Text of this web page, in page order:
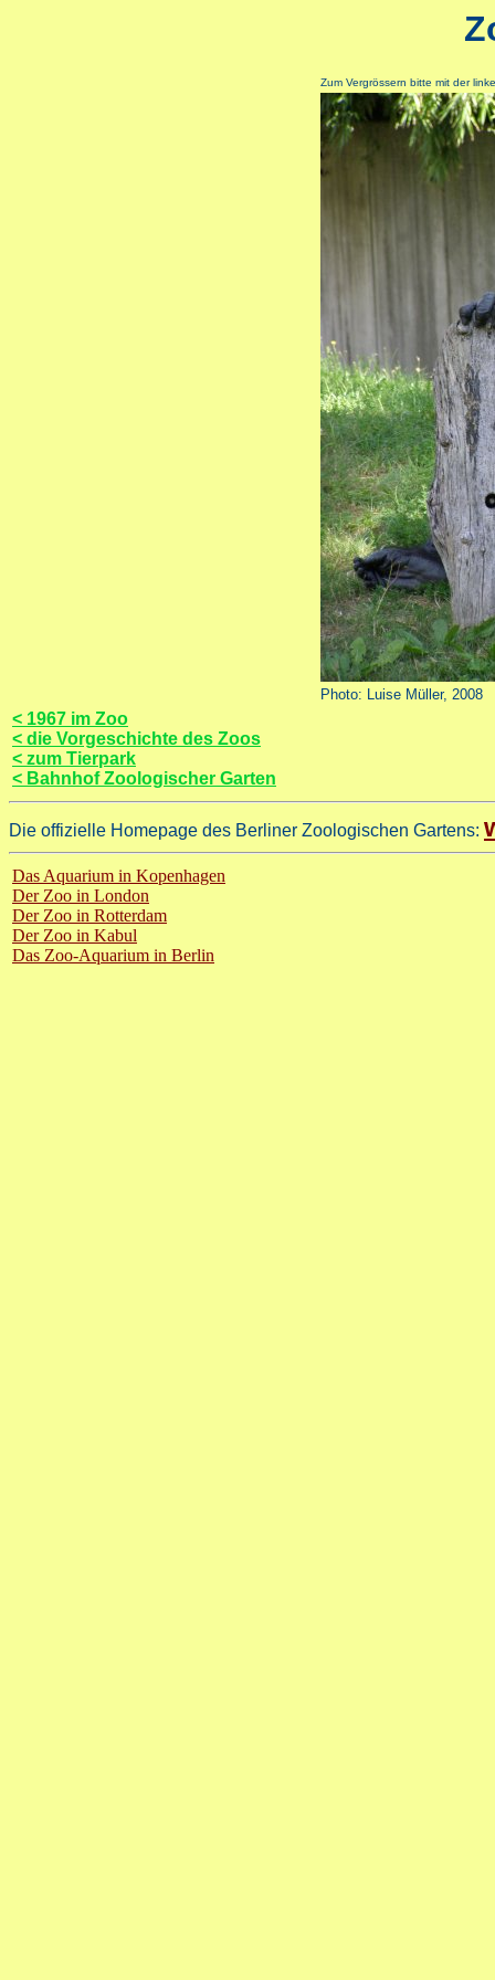
Zum Vergrössern bitte mit der
Photo: Luise Müller, 2008
< 1967 im Zoo
< die Vorgeschichte des Zoos
< zum Tierpark
< Bahnhof Zoologischer Garten
Die offizielle Homepage des Berliner Zoologischen Gartens:
Das Aquarium in Kopenhagen
Der Zoo in London
Der Zoo in Rotterdam
Der Zoo in Kabul
Das Zoo-Aquarium in Berlin